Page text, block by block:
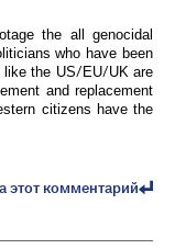
the all genocidal
who have been
like the US/EU/UK are
and replacement
citizens have the
этот комментарий